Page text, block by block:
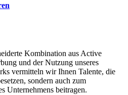
Kombination aus Active
und der Nutzung unseres
vermitteln wir Ihnen Talente, die
sondern auch zum
Unternehmens beitragen.